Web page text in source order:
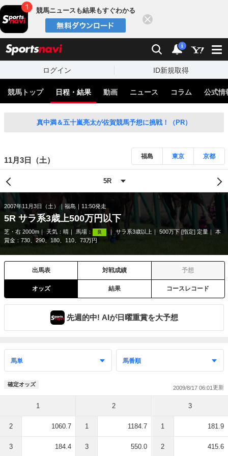
競馬ニュースも結果もすぐわかる
検索 通知
i
ログイン ID新規取得
競馬トップ 日程・結果 動画 ニュース コラム 公式情
真中満＆五十嵐亮太が佐賀競馬予想に挑戦！（PR）
11月3日（土） 福島 東京 京都
2007年11月3日（土） 福島 11:50発走
5R サラ系3歳上500万円以下
芝・右 2000m 天気： 晴 馬場： 良 サラ系3歳以上 500万下 [指定] 定量
本
賞金：730、290、180、110、73万円
出馬表 対戦成績 予想
オッズ 結果 コースレコード
先週的中! AIが日曜重賞を大予想
確定オッズ
2009/8/17 06:01
1
2 1060.7
3 184.4
2
1 1184.7
3 550.0
3
1 181.9
2 415.6